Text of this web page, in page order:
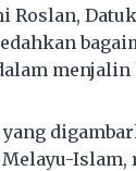
Roslan,
menjalin
Islam,